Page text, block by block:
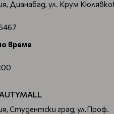
Дианабад, ул. Крум
време
Студентски град, ул.Проф.